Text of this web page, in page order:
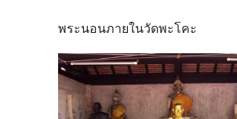
พระนอนภายในวัดพะโคะ